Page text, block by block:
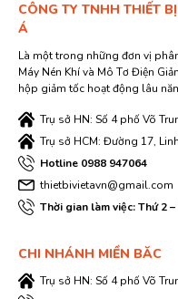
CÔNG TY TNHH THIẾT
Á
Là một trong những đơn vị
Máy Nén Khí và Mô Tơ Điện
hộp giảm tốc hoạt động lâu
Trụ sở HN: Số 4 phố Võ
Trụ sở HCM: Đường 17,
Hotline 0988 947064
thietbivietavn@gmail.com
Thời gian làm việc: Thứ 2
CHI NHÁNH MIỀN BĂC
Trụ sở HN: Số 4 phố Võ